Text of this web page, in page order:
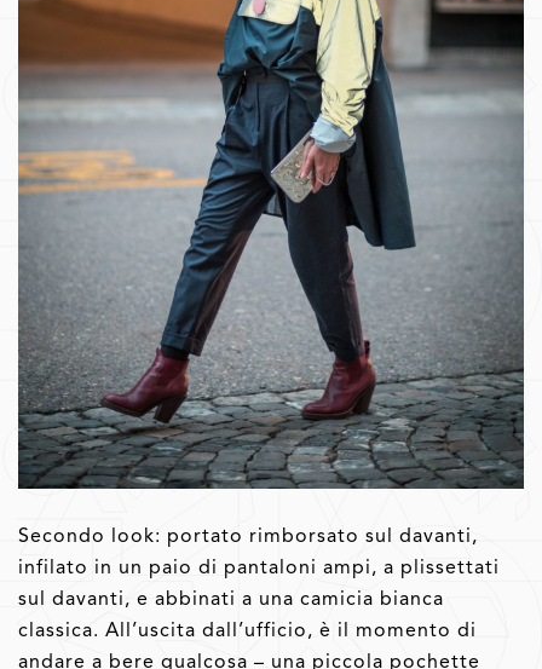
Secondo look: portato rimborsato sul davanti,
infilato in un paio di pantaloni ampi, a plissettati
sul davanti, e abbinati a una camicia bianca
classica. All’uscita dall’ufficio, è il momento di
andare a bere qualcosa – una piccola pochette